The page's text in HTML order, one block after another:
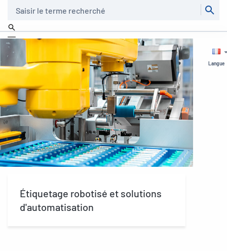
Langue
Étiquetage robotisé et solutions
d'automatisation